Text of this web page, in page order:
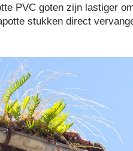
PVC goten zijn lastiger
stukken direct